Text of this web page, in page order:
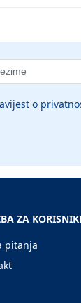
o
ZA
pitanja